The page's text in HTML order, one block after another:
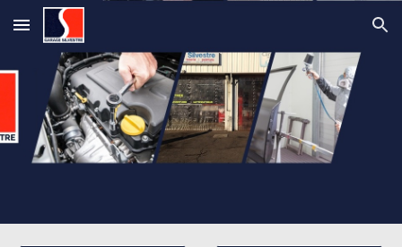
Skip to main content Skip to navigation